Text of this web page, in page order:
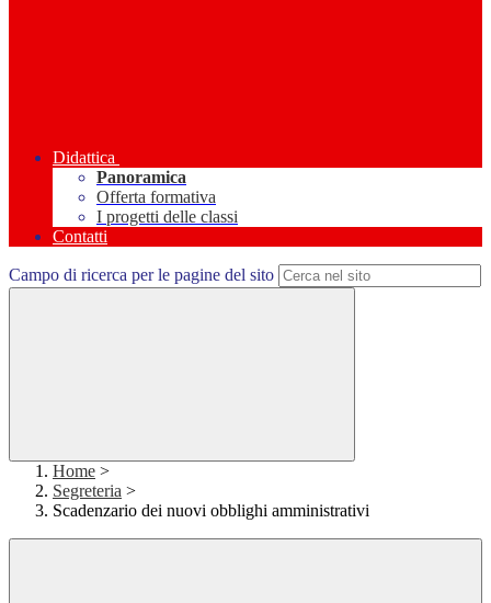
Didattica
Panoramica
Offerta formativa
I progetti delle classi
Contatti
Campo di ricerca per le pagine del sito
Home >
Segreteria >
Scadenzario dei nuovi obblighi amministrativi